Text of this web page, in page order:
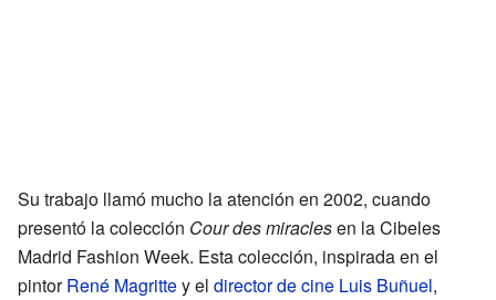
Su trabajo llamó mucho la atención en 2002, cuando
presentó la colección Cour des miraclesen la Cibeles
Madrid Fashion Week. Esta colección, inspirada en el
pintorRené Magrittey el director de cine Luis Buñuel,